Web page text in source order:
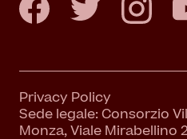
Privacy Policy
Sede legale: Consorzio
Monza, Viale Mirabellino